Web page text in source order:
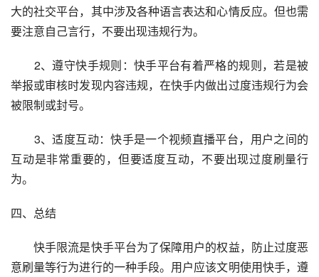
大的社交平台，其中涉及各种语言表达和心情反应。但也需
要注意自己言行，不要出现违规行为。
2、遵守快手规则：快手平台有着严格的规则，若是被
举报或审核时发现内容违规，在快手内做出过度违规行为会
被限制或封号。
3、适度互动：快手是一个视频直播平台，用户之间的
互动是非常重要的，但要适度互动，不要出现过度刷量行
为。
四、总结
快手限流是快手平台为了保障用户的权益，防止过度恶
意刷量等行为进行的一种手段。用户应该文明使用快手，遵